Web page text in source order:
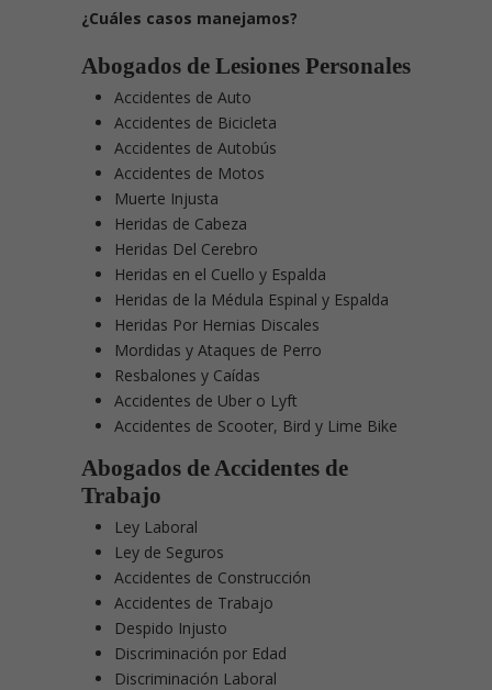
¿Cuáles casos manejamos?
Abogados de Lesiones Personales
Accidentes de Auto
Accidentes de Bicicleta
Accidentes de Autobús
Accidentes de Motos
Muerte Injusta
Heridas de Cabeza
Heridas Del Cerebro
Heridas en el Cuello y Espalda
Heridas de la Médula Espinal y Espalda
Heridas Por Hernias Discales
Mordidas y Ataques de Perro
Resbalones y Caídas
Accidentes de Uber o Lyft
Accidentes de Scooter, Bird y Lime Bike
Abogados de Accidentes de
Trabajo
Ley Laboral
Ley de Seguros
Accidentes de Construcción
Accidentes de Trabajo
Despido Injusto
Discriminación por Edad
Discriminación Laboral